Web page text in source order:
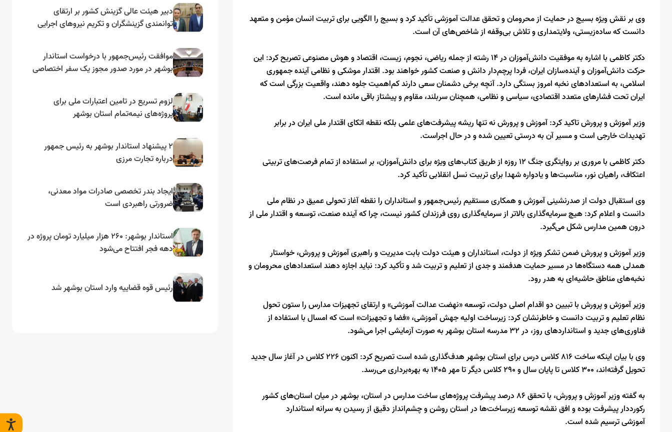
وی بر نقش ویژه بسیج در حمایت از محرومان و تحقق عدالت آموزشی تأکید کرد و بسیج را الگویی برای تربیت انسان مؤمن و متعهد
دانست که ساده‌زیستی، ولایتمداری و تلاش بی‌وقفه از شاخص‌های آن است.
دکتر کاظمی با اشاره به موفقیت دانش‌آموزان در 14 رشته از جمله ریاضی، نجوم، زیست، اقتصاد و هوش مصنوعی تصریح کرد: این
حرکت دانش‌آموزان و آینده‌سازان ایران، فردا پرچم‌دار دانش و صنعت کشور خواهند بود. اقتدار موشکی و نظامی آینده جمهوری
اسلامی، به استعدادهای نخبه امروز بستگی دارد. آنچه برخی دشمنان سعی دارند کم‌اهمیت جلوه دهند، واقعیت بزرگی است که
ایران تحت فشارهای متعدد اقتصادی، سیاسی و نظامی، همچنان سربلند، مقاوم و پیشتاز باقی مانده است.
وزیر آموزش و پرورش تاکید کرد: آموزش و پرورش نه تنها ریشه پیشرفت‌های علمی بلکه نقطه اتکای اقتدار ملی ایران در برابر
تهدیدات خارجی است و مسیر آن به درستی تعیین شده و در حال اجراست.
دکتر کاظمی با مروری بر روایتگری جنگ 12 روزه از طریق کتاب‌های ویژه برای دانش‌آموزان، بر استفاده از تمام فرصت‌های تربیتی
اعتکاف، راهیان نور، مناسبت‌ها و یادواره شهدا برای تربیت نسل انقلابی تأکید کرد.
وی استقبال دولت از صدرنشینی آموزش و همکاری مستقیم رئیس‌جمهور و استانداران را نقطه آغاز تحولی عمیق در نظام ملی
دانست و اعلام کرد: هیچ ‌سرمایه‌گذاری بالاتر از سرمایه‌گذاری روی فرزندان کشور نیست، چرا که آینده‌ صنعت، توسعه و اقتدار ملی از
درون همین مدارس شکل می‌گیرد.
وزیر آموزش و پرورش ضمن تشکر ویژه از دولت، استانداران و هیئت دولت بابت مدیریت و راهبری آموزش و پرورش، خواستار
همدلی همه دستگاه‌ها در مسیر حمایت هدفمند و جدی از تعلیم و تربیت شد و تأکید کرد: نباید اجازه دهند استعدادهای محرومان و
نخبه‌های مناطق حاشیه‌ای به هدر رود.
وزیر آموزش و پرورش با تبیین دو اقدام اصلی دولت، توسعه «نهضت عدالت آموزشی» و ارتقای تجهیزات مدارس را ستون تحول
نظام تعلیم و تربیت دانست و خاطرنشان کرد: زیرساخت اولیه جهش آموزشی، «فضا و تجهیزات» است که امسال با استفاده از
فناوری‌های جدید و استانداردهای روز، در 32 مدرسه استان بوشهر به صورت آزمایشی اجرا می‌شود.
وی با بیان اینکه ساخت 816 کلاس درس برای استان بوشهر هدف‌گذاری شده است تصریح کرد: اکنون 226 کلاس در آغاز سال جدید
تحویل گرفته‌اند، 300 کلاس تا پایان سال و 290 کلاس دیگر تا مهر 1405 به بهره‌برداری می‌رسد.
به گفته وزیر آموزش و پرورش، با تحقق 86 درصد پیشرفت پروژه‌های ساخت مدارس در استان، بوشهر در میان استان‌های کشور
رکورددار پیشرفت بوده و افق نقشه توسعه زیرساخت‌ها در استان روشن و چشم‌انداز دقیق از رسیدن به سرانه استاندارد
آموزشی ترسیم شده است.
دبیر هیئت عالی گزینش کشور بر ارتقای
توانمندی گزینشگران و تکریم نیروهای اجرایی
موافقت رئیس‌جمهور با درخواست استاندار
بوشهر در مورد صدور مجوز یک سفر اختصاصی
لزوم تسریع در تامین اعتبارات ملی برای
پروژه‌های نیمه‌تمام استان بوشهر
۲ پیشنهاد استاندار بوشهر به رئیس جمهور
درباره تجارت مرزی
ایجاد بندر تخصصی صادرات مواد معدنی،
ضرورتی راهبردی است
استاندار بوشهر: ۲۶۰ هزار میلیارد تومان پروژه در
دهه فجر افتتاح می‌شود
رئیس قوه قضاییه وارد استان بوشهر شد